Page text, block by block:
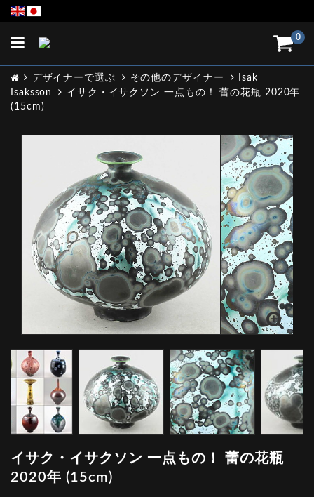
0
Toggle
デザイナーで選ぶ その他のデザイナー
Isak
Isaksson
イサク・イサクソン 一点もの！ 蕾の花瓶 2020年
(15cm)
イサク・イサクソン 一点もの！ 蕾の花瓶
2020年 (15cm)